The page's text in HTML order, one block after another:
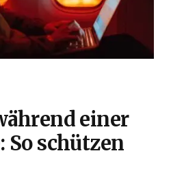
einer
So schützen